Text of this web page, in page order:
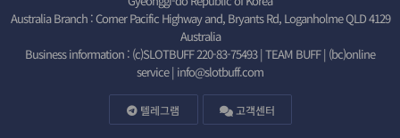
Australia Branch : Corner Pacific Highway and, Bryants Rd, Loganholme QLD 4129
Australia
Business information : (c)SLOTBUFF 220-83-75493 | TEAM BUFF | (bc)online
service | info@slotbuff.com
텔레그램 고객센터